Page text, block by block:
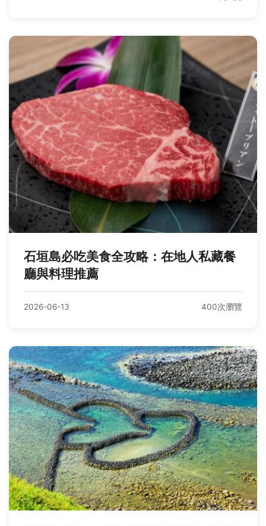
石垣島必吃美食全攻略：在地人私藏餐
廳與料理推薦
2026-06-13 400次瀏覽